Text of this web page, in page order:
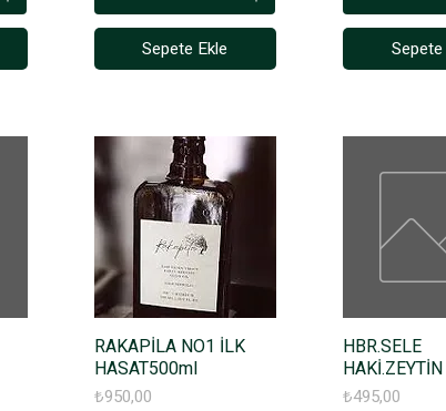
Sepete Ekle Sepete
RAKAPİLA NO1 İLK
HASAT500ml
Fiyat
₺950,00
HBR.SELE
HAKİ.ZEYTİN
Fiyat
₺495,00